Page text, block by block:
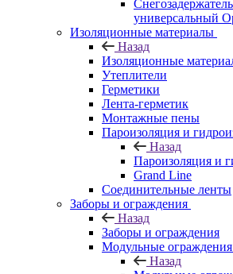
универсальный
Изоляционные материалы
Назад
Изоляционные
Утеплители
Герметики
Лента-герметик
Монтажные пены
Пароизоляция и
Назад
Пароизоляция и
Grand Line
Соединительные ленты
Заборы и ограждения
Назад
Заборы и ограждения
Модульные ограждения
Назад